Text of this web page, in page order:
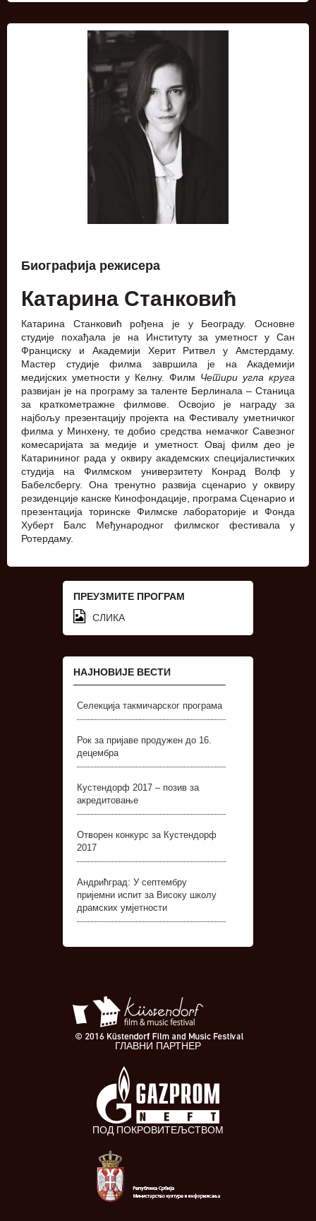
Биографија режисера
Катарина Станковић
Катарина Станковић рођена је у Београду. Основне
студије похађала је на Институту за уметност у Сан
Франциску и Академији Херит Ритвел у Амстердаму.
Мастер студије филма завршила је на Академији
медијских уметности у Келну. Филм Четири угла круга
развијан је на програму за таленте Берлинала – Станица
за краткометражне филмове. Освојио је награду за
најбољу презентацију пројекта на Фестивалу уметничког
филма у Минхену, те добио средства немачког Савезног
комесаријата за медије и уметност. Овај филм део је
Катарининог рада у оквиру академских специјалистичких
студија на Филмском универзитету Конрад Волф у
Бабелсбергу. Она тренутно развија сценарио у оквиру
резиденције канске Кинофондације, програма Сценарио и
презентација торинске Филмске лабораторије и Фонда
Хуберт Балс Међународног филмског фестивала у
Ротердаму.
ПРЕУЗМИТЕ ПРОГРАМ
СЛИКА
НАЈНОВИЈЕ ВЕСТИ
Селекција такмичарског програма
Рок за пријаве продужен до 16.
децембра
Кустендорф 2017 – позив за
акредитовање
Отворен конкурс за Кустендорф
2017
Андрићград: У септембру
пријемни испит за Високу школу
драмских умјетности
ГЛАВНИ ПАРТНЕР
ПОД ПОКРОВИТЕЉСТВОМ